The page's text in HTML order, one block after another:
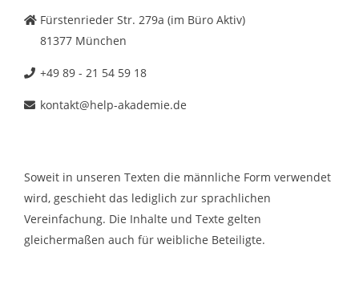
Fürstenrieder Str. 279a (im Büro Aktiv)
81377 München
+49 89 - 21 54 59 18
kontakt@help-akademie.de
Soweit in unseren Texten die männliche Form verwendet
wird, geschieht das lediglich zur sprachlichen
Vereinfachung. Die Inhalte und Texte gelten
gleichermaßen auch für weibliche Beteiligte.